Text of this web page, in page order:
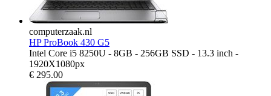
computerzaak.nl
HP ProBook 430 G5
Intel Core i5 8250U - 8GB - 256GB SSD - 13.3 inch -
1920X1080px
€ 295.00